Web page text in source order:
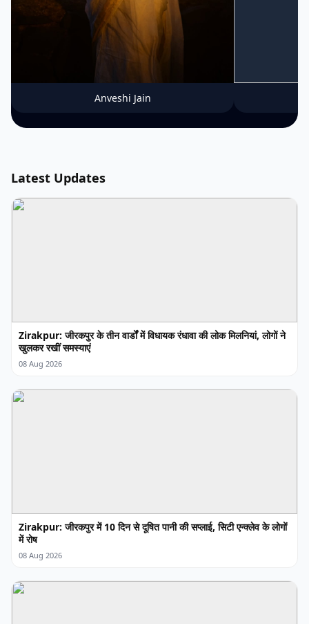
Anveshi Jain
Latest Updates
Zirakpur: जीरकपुर के तीन वार्डों में विधायक रंधावा की लोक मिलनियां, लोगों ने
खुलकर रखीं समस्याएं
08 Aug 2026
Zirakpur: जीरकपुर में 10 दिन से दूषित पानी की सप्लाई, सिटी एन्क्लेव के लोगों
में रोष
08 Aug 2026